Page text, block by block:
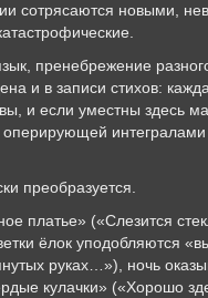
сотрясаются новыми,
пренебрежение
и в записи стихов:
и если уместны здесь
оперирующей интегралами
преобразуется.
платье» («Слезится
ёлок уподобляются
руках…»), ночь
кулачки» («Хорошо